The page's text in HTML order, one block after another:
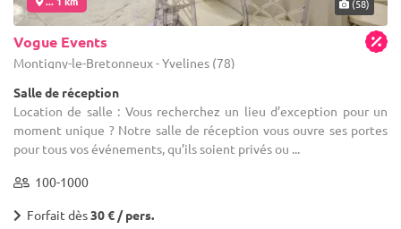
(58)
Vogue Events
Montigny-le-Bretonneux - Yvelines (78)
Salle de réception
Location de salle : Vous recherchez un lieu d’exception pour un
moment unique ? Notre salle de réception vous ouvre ses portes
pour tous vos événements, qu’ils soient privés ou ...
100-1000
Forfait dès30 € / pers.